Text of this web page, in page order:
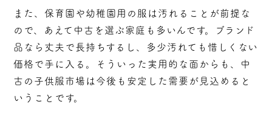
また、保育園や幼稚園用の服は汚れることが前提な
ので、あえて中古を選ぶ家庭も多いんです。ブランド
品なら丈夫で長持ちするし、多少汚れても惜しくない
価格で手に入る。そういった実用的な面からも、中
古の子供服市場は今後も安定した需要が見込めると
いうことです。